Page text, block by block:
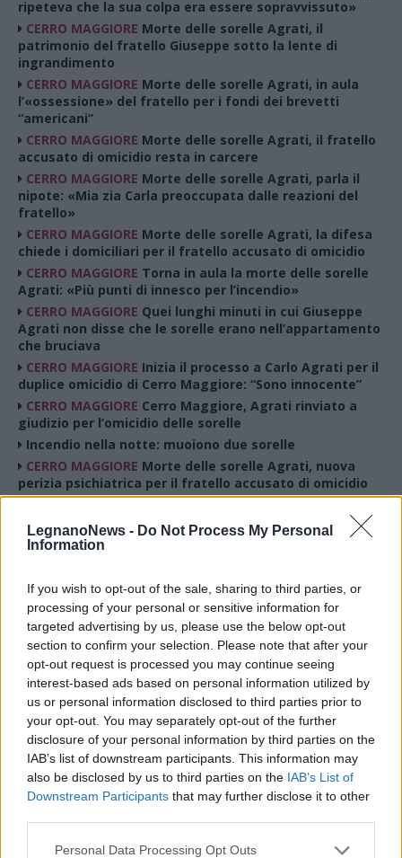
LegnanoNews - Do Not Process My Personal
Information
If you wish to opt-out of the sale, sharing to third parties, or
processing of your personal or sensitive information for
targeted advertising by us, please use the below opt-out
section to confirm your selection. Please note that after your
opt-out request is processed you may continue seeing
interest-based ads based on personal information utilized by
us or personal information disclosed to third parties prior to
your opt-out. You may separately opt-out of the further
disclosure of your personal information by third parties on the
IAB’s list of downstream participants. This information may
also be disclosed by us to third parties on the IAB’s List of
Downstream Participants that may further disclose it to other
Personal Data Processing Opt Outs
ripeteva che la sua colpa era essere sopravvissuto»
CERRO MAGGIORE Morte delle sorelle Agrati, il
patrimonio del fratello Giuseppe sotto la lente di
ingrandimento
CERRO MAGGIORE Morte delle sorelle Agrati, in aula
l’«ossessione» del fratello per i fondi dei brevetti
“americani”
CERRO MAGGIORE Morte delle sorelle Agrati, il fratello
accusato di omicidio resta in carcere
CERRO MAGGIORE Morte delle sorelle Agrati, parla il
nipote: «Mia zia Carla preoccupata dalle reazioni del
fratello»
CERRO MAGGIORE Morte delle sorelle Agrati, la difesa
chiede i domiciliari per il fratello accusato di omicidio
CERRO MAGGIORE Torna in aula la morte delle sorelle
Agrati: «Più punti di innesco per l’incendio»
CERRO MAGGIORE Quei lunghi minuti in cui Giuseppe
Agrati non disse che le sorelle erano nell’appartamento
che bruciava
CERRO MAGGIORE Inizia il processo a Carlo Agrati per il
duplice omicidio di Cerro Maggiore: “Sono innocente”
CERRO MAGGIORE Cerro Maggiore, Agrati rinviato a
giudizio per l’omicidio delle sorelle
Incendio nella notte: muoiono due sorelle
CERRO MAGGIORE Morte delle sorelle Agrati, nuova
perizia psichiatrica per il fratello accusato di omicidio
imputato era «capace di intendere e di volere» la notte
dell’incendio
omicidio
CERRO MAGGIOREMorte delle sorelle Agrati, resta in
carcere il fratello accusato di omicidio
CERRO MAGGIOREMorte delle sorella Agrati, per la
perizia l’incendio in cui persero la vita non fu
accidentale
CERRO MAGGIOREMorte delle sorelle Agrati, la Procura
chiede l’ergastolo per il fratello sopravvissuto
all’incendio
CERRO MAGGIOREMorte delle sorelle Agrati, per la
Corte d’Assise il movente dell’omicidio è economico
PIÙ INFORMAZIONI SU
giuseppe agrati
cerro maggiore